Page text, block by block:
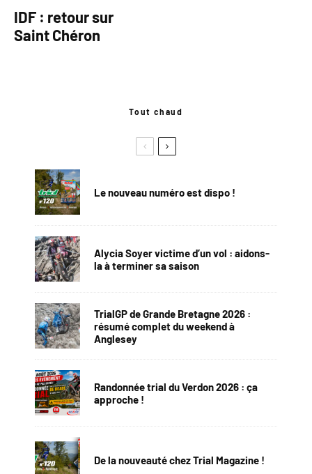
IDF : retour sur
Saint Chéron
Tout chaud
Le nouveau numéro est dispo !
Alycia Soyer victime d’un vol : aidons-
la à terminer sa saison
TrialGP de Grande Bretagne 2026 :
résumé complet du weekend à
Anglesey
Randonnée trial du Verdon 2026 : ça
approche !
De la nouveauté chez Trial Magazine !